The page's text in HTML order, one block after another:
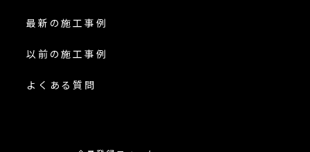
最新の施工事例
以前の施工事例
よくある質問